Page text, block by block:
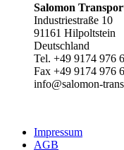
Salomon
Industriestraße 10
91161 Hilpoltstein
Deutschland
Tel. +49 9174 976
Fax +49 9174 976
info@salomon-
Impressum
AGB